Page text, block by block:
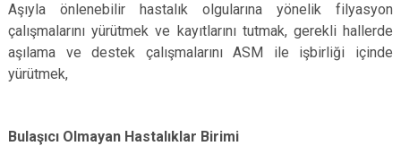
Aşıyla önlenebilir hastalık olgularına yönelik filyasyon
çalışmalarını yürütmek ve kayıtlarını tutmak, gerekli hallerde
aşılama ve destek çalışmalarını ASM ile işbirliği içinde
yürütmek,
Bulaşıcı Olmayan Hastalıklar Birimi